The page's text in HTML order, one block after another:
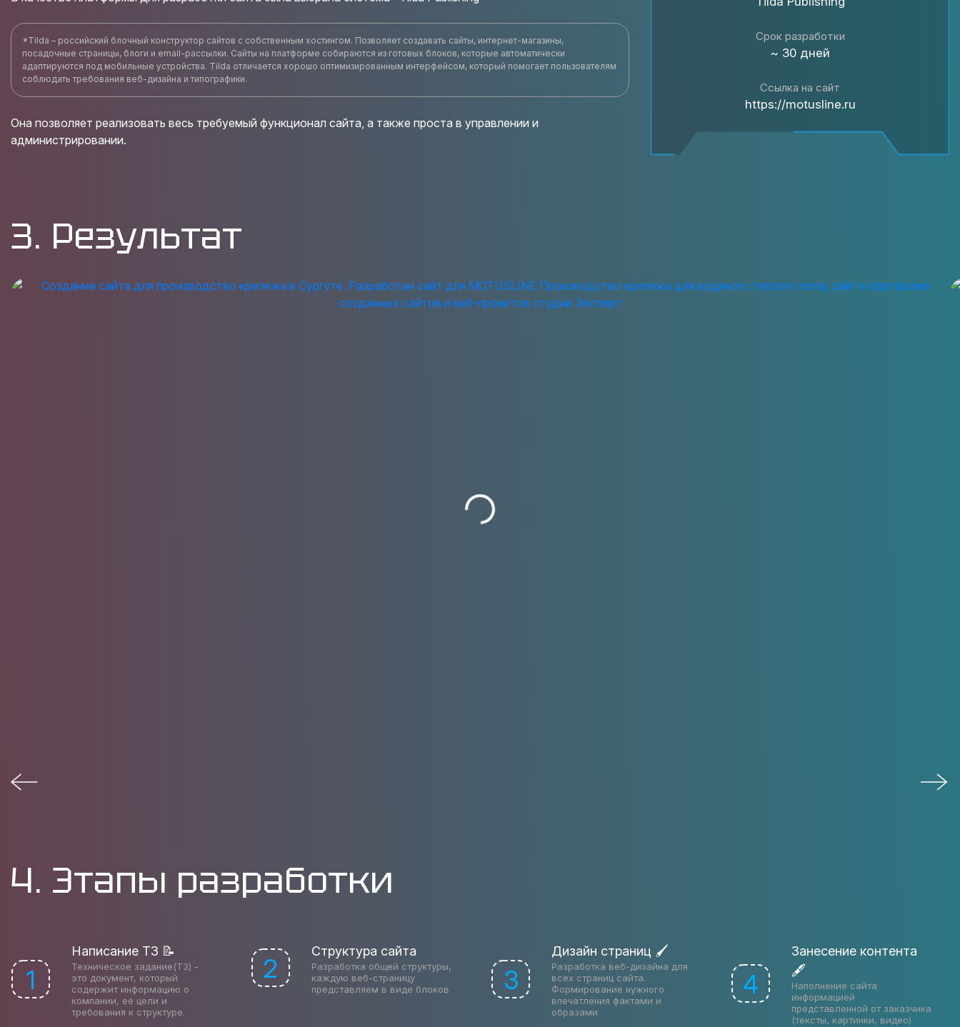
*Tilda – российский блочный конструктор сайтов с собственным хостингом. Позволяет создавать сайты, интернет-магазины,
посадочные страницы, блоги и email-рассылки. Cайты на платформе собираются из готовых блоков, которые автоматически
адаптируются под мобильные устройства. Tilda отличается хорошо оптимизированным интерфейсом, который помогает пользователям
соблюдать требования веб-дизайна и типографики.
Она позволяет реализовать весь требуемый функционал сайта, а также проста в управлении и
администрировании.
Срок разработки
~ 30 дней
Ссылка на сайт
https://motusline.ru
3. Результат
4. Этапы разработки
1
Написание ТЗ 📝
Техническое задание(ТЗ) -
это документ, который
содержит информацию о
компании, её цели и
требования к структуре.
2
Структура сайта
Разработка общей структуры,
каждую веб-страницу
представляем в виде блоков
3
Дизайн страниц 🖌
Разработка веб-дизайна для
всех страниц сайта.
Формирование нужного
впечатления фактами и
образами
4
Занесение контента
🖋
Наполнение сайта
информацией
представленной от заказчика
(тексты, картинки, видео)